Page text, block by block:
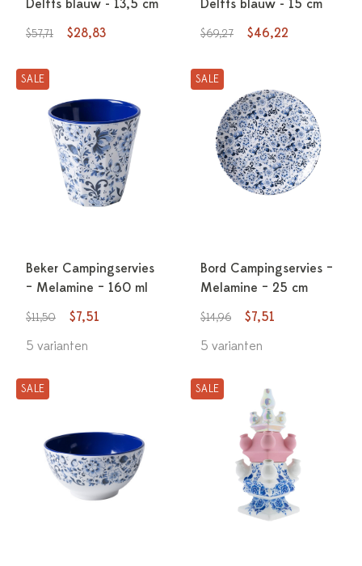
Delfts blauw - 13,5 cm
$57,71 $28,83
Delfts blauw - 15 cm
$69,27 $46,22
SALE
Beker Campingservies
– Melamine – 160 ml
$11,50
$7,51
5 varianten
SALE
Bord Campingservies –
Melamine – 25 cm
$14,96
$7,51
5 varianten
SALE SALE